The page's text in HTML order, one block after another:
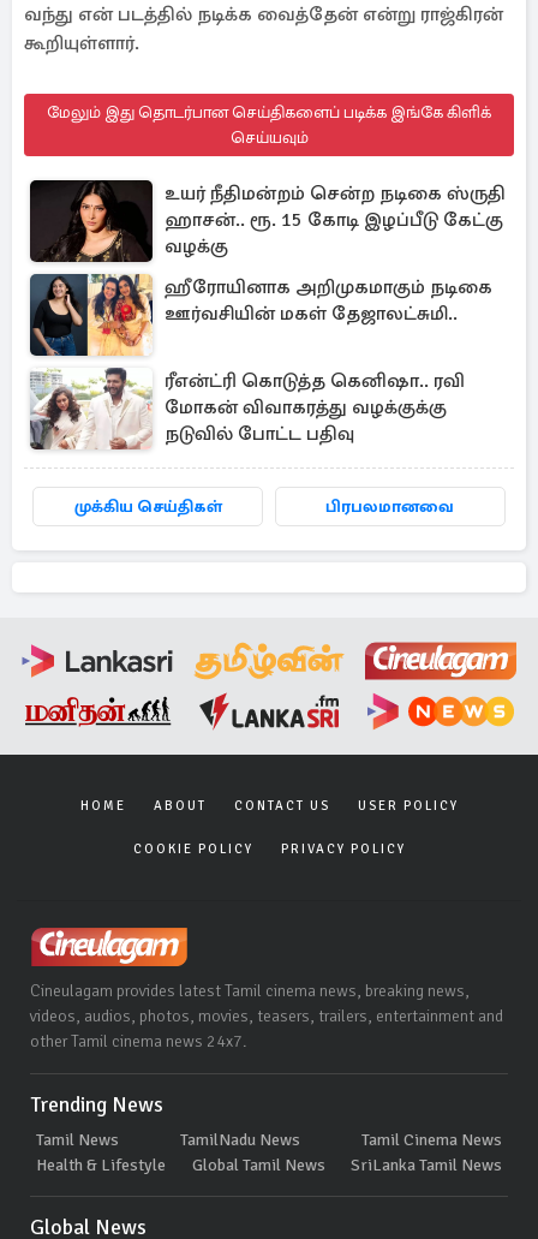
வந்து என் படத்தில் நடிக்க வைத்தேன் என்று ராஜ்கிரன்
கூறியுள்ளார்.
மேலும் இது தொடர்பான செய்திகளைப் படிக்க இங்கே கிளிக்
செய்யவும்
உயர் நீதிமன்றம் சென்ற நடிகை ஸ்ருதி
ஹாசன்.. ரூ. 15 கோடி இழப்பீடு கேட்கு
வழக்கு
ஹீரோயினாக அறிமுகமாகும் நடிகை
ஊர்வசியின் மகள் தேஜாலட்சுமி..
ரீஎன்ட்ரி கொடுத்த கெனிஷா.. ரவி
மோகன் விவாகரத்து வழக்குக்கு
நடுவில் போட்ட பதிவு
முக்கிய செய்திகள் பிரபலமானவை
HOME ABOUT CONTACT US USER POLICY
COOKIE POLICY PRIVACY POLICY
Cineulagam provides latest Tamil cinema news, breaking news,
videos, audios, photos, movies, teasers, trailers, entertainment and
other Tamil cinema news 24x7.
Trending News
Tamil News TamilNadu News
Tamil Cinema News
Health & Lifestyle
Global Tamil News SriLanka Tamil News
Global News